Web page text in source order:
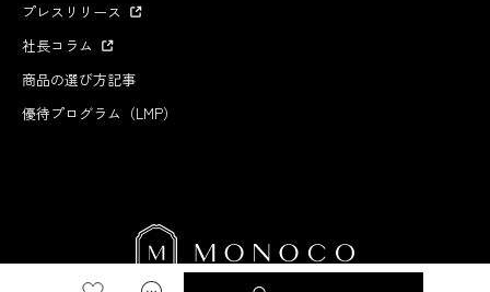
プレスリリース
社長コラム
商品の選び方記事
優待プログラム（LMP）